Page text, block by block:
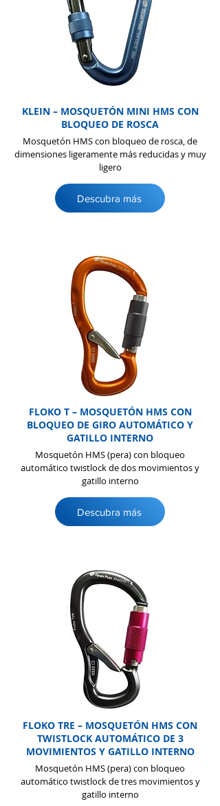
KLEIN – MOSQUETÓN MINI HMS CON
BLOQUEO DE ROSCA
Mosquetón HMS con bloqueo de rosca, de
dimensiones ligeramente más reducidas y muy
ligero
Descubra más
FLOKO T – MOSQUETÓN HMS CON
BLOQUEO DE GIRO AUTOMÁTICO Y
GATILLO INTERNO
Mosquetón HMS (pera) con bloqueo
automático twistlock de dos movimientos y
gatillo interno
Descubra más
FLOKO TRE – MOSQUETÓN HMS CON
TWISTLOCK AUTOMÁTICO DE 3
MOVIMIENTOS Y GATILLO INTERNO
Mosquetón HMS (pera) con bloqueo
automático twistlock de tres movimientos y
gatillo interno